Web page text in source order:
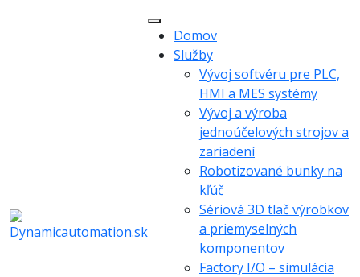
Domov
Služby
Vývoj softvéru pre PLC,
HMI a MES systémy
Vývoj a výroba
jednoúčelových strojov a
zariadení
Robotizované bunky na
kľúč
Sériová 3D tlač výrobkov
a priemyselných
komponentov
Factory I/O – simulácia